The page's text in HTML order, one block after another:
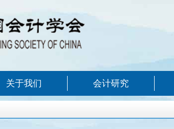
关于我们 会计研究